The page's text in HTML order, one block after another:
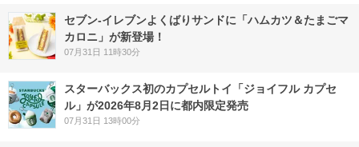
セブン‐イレブンよくばりサンドに「ハムカツ＆たまごマ
カロニ」が新登場！
07月31日 11時30分
スターバックス初のカプセルトイ「ジョイフル カプセ
ル」が2026年8月2日に都内限定発売
07月31日 13時00分